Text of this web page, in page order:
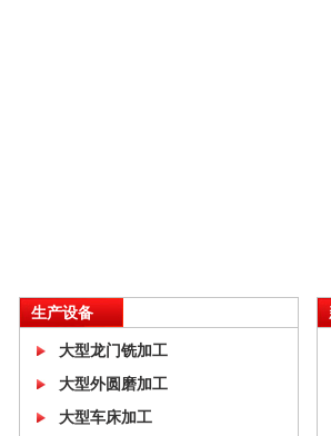
生产设备
大型龙门铣加工
大型外圆磨加工
大型车床加工